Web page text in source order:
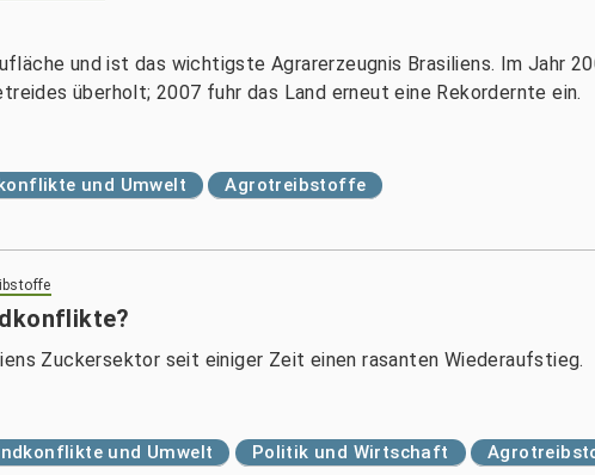
und ist das wichtigste Agrarerzeugnis Brasiliens. Im Jahr
überholt; 2007 fuhr das Land erneut eine Rekordernte ein.
und Umwelt Agrotreibstoffe
Zuckersektor seit einiger Zeit einen rasanten Wiederaufstieg.
und Umwelt Politik und Wirtschaft